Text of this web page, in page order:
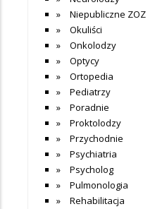
Niepubliczne ZOZ
Okuliści
Onkolodzy
Optycy
Ortopedia
Pediatrzy
Poradnie
Proktolodzy
Przychodnie
Psychiatria
Psycholog
Pulmonologia
Rehabilitacja